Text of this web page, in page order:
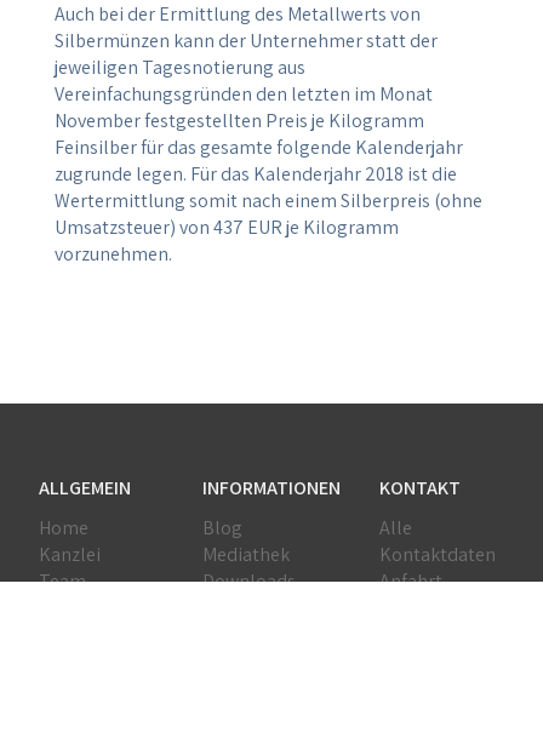
Auch bei der Ermittlung des Metallwerts von
Silbermünzen kann der Unternehmer statt der
jeweiligen Tagesnotierung aus
Vereinfachungsgründen den letzten im Monat
November festgestellten Preis je Kilogramm
Feinsilber für das gesamte folgende Kalenderjahr
zugrunde legen. Für das Kalenderjahr 2018 ist die
Wertermittlung somit nach einem Silberpreis (ohne
Umsatzsteuer) von 437 EUR je Kilogramm
vorzunehmen.
ALLGEMEIN
Home
Kanzlei
Team
INFORMATIONEN
Blog
Mediathek
Downloads
KONTAKT
Alle
Kontaktdaten
Anfahrt